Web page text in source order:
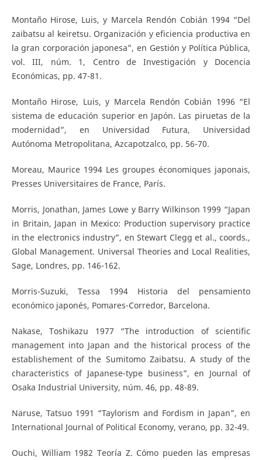
Montaño Hirose, Luis, y Marcela Rendón Cobián 1994 “Del
zaibatsu al keiretsu. Organización y eficiencia productiva en
la gran corporación japonesa”, en Gestión y Política Pública,
vol. III, núm. 1, Centro de Investigación y Docencia
Económicas, pp. 47-81.
Montaño Hirose, Luis, y Marcela Rendón Cobián 1996 “El
sistema de educación superior en Japón. Las piruetas de la
modernidad”, en Universidad Futura, Universidad
Autónoma Metropolitana, Azcapotzalco, pp. 56-70.
Moreau, Maurice 1994 Les groupes économiques japonais,
Presses Universitaires de France, París.
Morris, Jonathan, James Lowe y Barry Wilkinson 1999 “Japan
in Britain, Japan in Mexico: Production supervisory practice
in the electronics industry”, en Stewart Clegg et al., coords.,
Global Management. Universal Theories and Local Realities,
Sage, Londres, pp. 146-162.
Morris-Suzuki, Tessa 1994 Historia del pensamiento
económico japonés, Pomares-Corredor, Barcelona.
Nakase, Toshikazu 1977 “The introduction of scientific
management into Japan and the historical process of the
establishement of the Sumitomo Zaibatsu. A study of the
characteristics of Japanese-type business”, en Journal of
Osaka Industrial University, núm. 46, pp. 48-89.
Naruse, Tatsuo 1991 “Taylorism and Fordism in Japan”, en
International Journal of Political Economy, verano, pp. 32-49.
Ouchi, William 1982 Teoría Z. Cómo pueden las empresas